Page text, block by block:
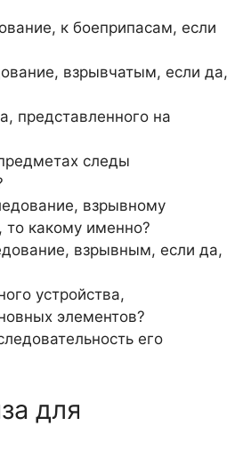
к боеприпасам, если
взрывчатым, если да,
представленного на
следы
взрывному
то какому именно?
взрывным, если да,
устройства,
элементов?
его
для